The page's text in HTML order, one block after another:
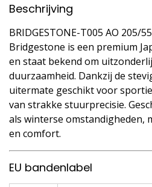
Beschrijving
BRIDGESTONE-T005 AO 205/
Bridgestone is een premium
en staat bekend om
duurzaamheid. Dankzij de
uitermate geschikt voor
van strakke stuurprecisie.
als winterse omstandigheden,
en comfort.
EU bandenlabel